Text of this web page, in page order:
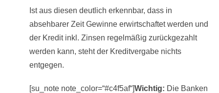
Ist aus diesen deutlich erkennbar, dass in
absehbarer Zeit Gewinne erwirtschaftet werden und
der Kredit inkl. Zinsen regelmäßig zurückgezahlt
werden kann, steht der Kreditvergabe nichts
entgegen.
[su_note note_color=“#c4f5af“]Wichtig: Die Banken